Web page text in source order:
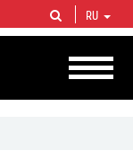
более 2%
углеводородов.
RU